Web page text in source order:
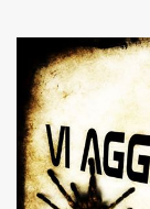
n
t
i